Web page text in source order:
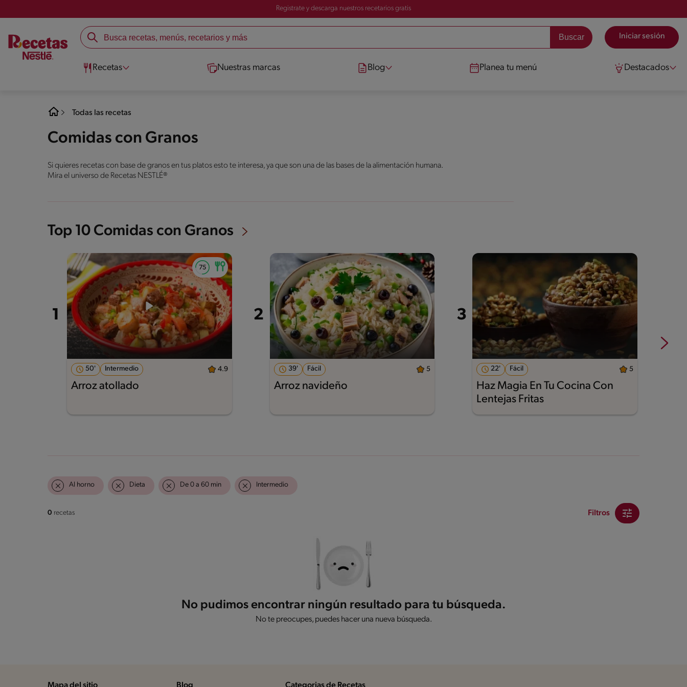
Registrate y descarga nuestros recetarios gratis
Iniciar sesión
Recetas Nuestras marcas Blog Planea tu menú Destacados
Todas las recetas
Comidas con Granos
Si quieres recetas con base de granos en tus platos esto te interesa, ya que son una de las bases de la alimentación humana.
Mira el universo de Recetas NESTLÉ®
Top 10 Comidas con Granos
50' Intermedio 4.9
Arroz atollado
39' Fácil 5
Arroz navideño
22' Fácil 5
Haz Magia En Tu Cocina Con
Lentejas Fritas
Al horno Dieta De 0 a 60 min Intermedio
0 recetas Filtros
No pudimos encontrar ningún resultado para tu búsqueda.
No te preocupes, puedes hacer una nueva búsqueda.
Mapa del sitio Blog Categorias de Recetas